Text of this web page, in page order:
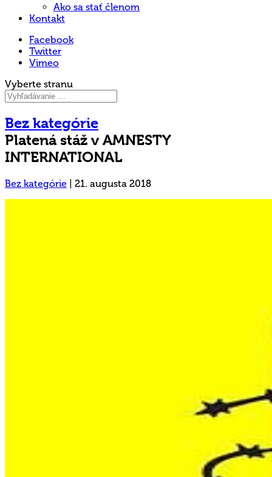
Ako sa stať členom
Kontakt
Facebook
Twitter
Vimeo
Vyberte stranu
Bez kategórie
Platená stáž v AMNESTY
INTERNATIONAL
Bez kategórie 21. augusta 2018